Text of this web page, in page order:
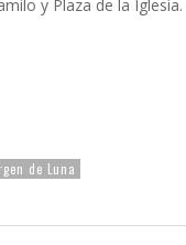
y Plaza de la Iglesia.
de Luna